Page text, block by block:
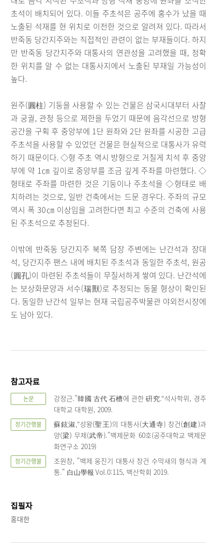
초석이 배치되어 있다. 이들 주초석은 공주에 홍수가 났을 때
노출된 석재를 현 위치로 이전한 것으로 알려져 있다. 따라서
반죽동 당간지주와는 직접적인 관련이 없는 부재들이다. 하지
만 반죽동 당간지주와 대통사의 연관성을 고려했을 때, 정확
한 위치를 알 수 없는 대통사지에서 노출된 부재일 가능성이
높다.
원주(圓柱) 기둥을 사용할 수 있는 건물은 삼국시대부터 사찰
과 궁궐, 관청 등으로 제한을 두었기 때문에 음각선으로 방형
공간을 구획 후 중앙부에 1단 원좌와 2단 원좌를 시공한 고급
주초석을 사용할 수 있었던 건물은 현실적으로 대통사가 유력
하기 때문이다. ◇형 주초 역시 방형으로 거칠게 치석 후 중앙
부에 약 1㎝ 깊이로 중앙부를 조금 깊게 주좌를 마련했다. ◇
형태로 주좌를 마련한 것은 기둥이나 주초석을 ◇형태로 배
치하려는 것으로, 일반 건축에서는 드문 경우다. 주좌의 규모
역시 폭 30㎝ 이상임을 고려한다면 최고 수준의 건축에 사용
된 주초석으로 추정된다.
이밖에 반죽동 당간지주 북쪽 담장 주변에는 난간석과 장대
석, 당간지주 팬스 내에 배치된 주초석과 동일한 주초석, 원공
(圓孔)이 마련된 주초석들이 무질서하게 쌓여 있다. 난간석에
는 보상화문양과 서수(瑞獸)로 추정되는 동물 형상이 확인된
다. 동일한 난간석 일부는 현재 국립공주박물관 야외전시장에
도 남아 있다.
참고자료
논문
강정근."韓國 古代 石槽에 관한 硏究."석사학위, 경주
대학교 대학원, 2009.
정기간행물
蘇鉉淑,"성왕(聖王)의 대통사(大通寺) 창건(創建)과
양(梁) 무제(武帝)."백제문화 60호(공주대학교 백제문
화연구소 2019)
정기간행물
조원창, "백제 웅진기 대통사 창건 수막새의 형식과 계
통." 白山學報 Vol.0:115, 백산학회 2019.
집필자
홍대한